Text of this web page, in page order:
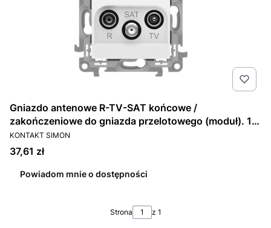
Gniazdo antenowe R-TV-SAT końcowe /
zakończeniowe do gniazda przelotowego (moduł). 1x
wejście: 5 MHz-2,4 GHz; biały
PRODUCENT
KONTAKT SIMON
Cena
37,61 zł
Powiadom mnie o dostępności
Strona z 1